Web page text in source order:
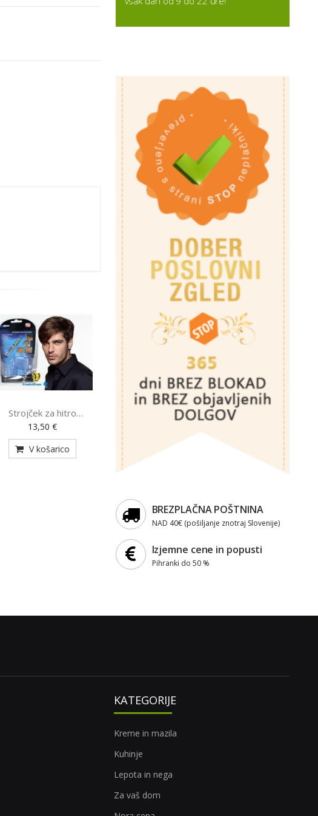
Strojček za hitro
urejanje las - Just A
Trim (350878)
13,50 €
V košarico
BREZPLAČNA POŠTNINA
NAD 40€ (pošiljanje znotraj Slovenije)
Izjemne cene in popusti
Pihranki do 50 %
KATEGORIJE
Kreme in mazila
Kuhinje
Lepota in nega
Za vaš dom